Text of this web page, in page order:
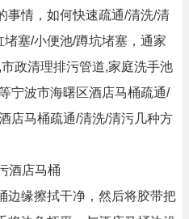
事情，如何快速疏通/清洗/清
塞/小便池/蹲坑堵塞，通家
政清理排污管道,家庭洗手池
宁波市海曙区酒店马桶疏通/
店马桶疏通/清洗/清污几种方
酒店马桶
边缘擦拭干净，然后将胶带把